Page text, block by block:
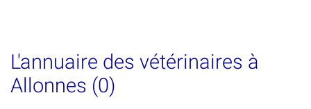
L'annuaire des vétérinaires à
Allonnes (0)